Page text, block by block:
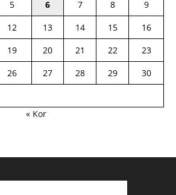
5 6 7 8
9
12 13 14 15
16
19 20 21 22
23
26 27 28 29
30
« Kor